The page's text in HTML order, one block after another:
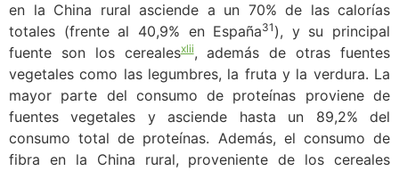
en la China rural asciende a un 70% de las calorías
totales (frente al 40,9% en España31 ), y su principal
fuente son los cerealesxlii, además de otras fuentes
vegetales como las legumbres, la fruta y la verdura. La
mayor parte del consumo de proteínas proviene de
fuentes vegetales y asciende hasta un 89,2% del
consumo total de proteínas. Además, el consumo de
fibra en la China rural, proveniente de los cereales